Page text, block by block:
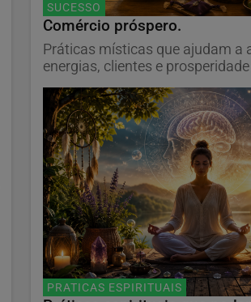
SUCESSO
Comércio próspero.
Práticas místicas que ajudam a
energias, clientes e prosperidade
PRATICAS ESPIRITUAIS